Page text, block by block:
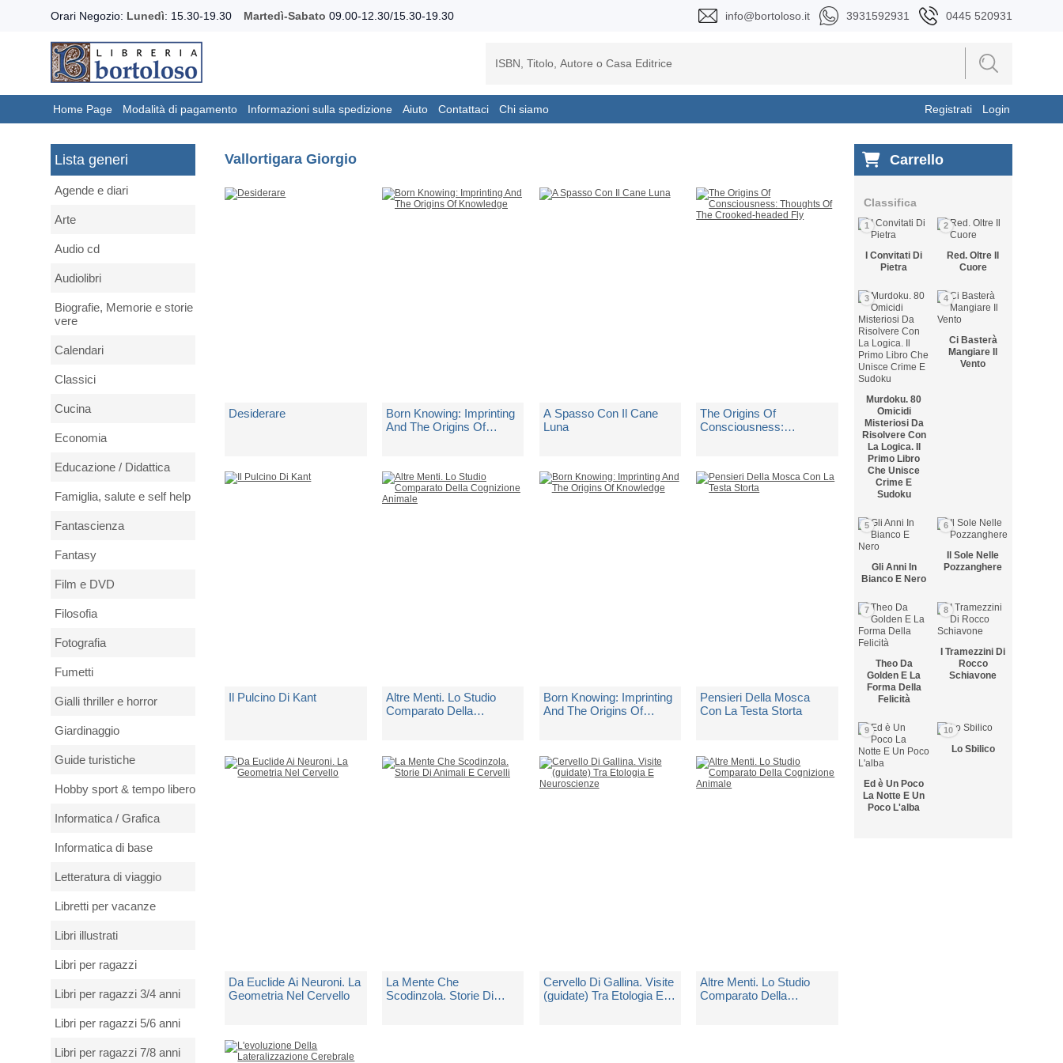
Orari Negozio: Lunedì: 15.30-19.30 Martedì-Sabato 09.00-12.30/15.30-19.30 info@bortoloso.it 3931592931 0445 520931
Home Page Modalità di pagamento Informazioni sulla spedizione Aiuto Contattaci Chi siamo Registrati Login
Lista generi
Agende e diari
Arte
Audio cd
Audiolibri
Biografie, Memorie e storie
vere
Calendari
Classici
Cucina
Economia
Educazione / Didattica
Famiglia, salute e self help
Fantascienza
Fantasy
Film e DVD
Filosofia
Fotografia
Fumetti
Gialli thriller e horror
Giardinaggio
Guide turistiche
Hobby sport & tempo libero
Informatica / Grafica
Informatica di base
Letteratura di viaggio
Libretti per vacanze
Libri illustrati
Libri per ragazzi
Libri per ragazzi 3/4 anni
Libri per ragazzi 5/6 anni
Libri per ragazzi 7/8 anni
Vallortigara Giorgio
Desiderare
Born Knowing: Imprinting
And The Origins Of
Non Disponibile
A Spasso Con Il Cane
Luna
The Origins Of
Consciousness:
Il Pulcino Di Kant
Altre Menti. Lo Studio
Comparato Della
Born Knowing: Imprinting
And The Origins Of
Non Disponibile
Pensieri Della Mosca
Con La Testa Storta
Spedito in 5 giorni lavorativi
Da Euclide Ai Neuroni. La
Geometria Nel Cervello
La Mente Che
Scodinzola. Storie Di
Cervello Di Gallina. Visite
(guidate) Tra Etologia E
Altre Menti. Lo Studio
Comparato Della
Carrello
Classifica
1
I Convitati Di
Pietra
2
Red. Oltre Il
Cuore
3
Murdoku. 80
Omicidi
Misteriosi Da
Risolvere Con
La Logica. Il
Primo Libro
Che Unisce
Crime E
Sudoku
4
Ci Basterà
Mangiare Il
Vento
5
Gli Anni In
Bianco E Nero
6
Il Sole Nelle
Pozzanghere
7
Theo Da
Golden E La
Forma Della
Felicità
8
I Tramezzini Di
Rocco
Schiavone
9
Ed è Un Poco
La Notte E Un
Poco L'alba
10
Lo Sbilico